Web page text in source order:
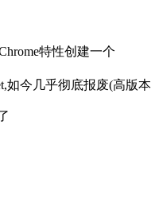
特性创建一个
如今几乎彻底报废(高版本